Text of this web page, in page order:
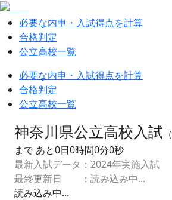
必要な内申・入試得点を計算
合格判定
公立高校一覧
必要な内申・入試得点を計算
合格判定
公立高校一覧
神奈川県公立高校入試 （
まで あと0日0時間0分0秒
最新入試データ： 2024年実施入試
最終更新日 ： 読み込み中...
読み込み中...